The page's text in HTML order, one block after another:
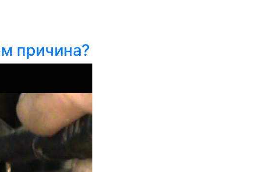
причина?